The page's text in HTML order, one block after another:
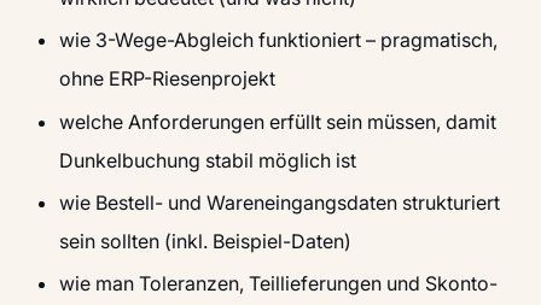
wie 3-Wege-Abgleich funktioniert – pragmatisch,
ohne ERP-Riesenprojekt
welche Anforderungen erfüllt sein müssen, damit
Dunkelbuchung stabil möglich ist
wie Bestell- und Wareneingangsdaten strukturiert
sein sollten (inkl. Beispiel-Daten)
wie man Toleranzen, Teillieferungen und Skonto-